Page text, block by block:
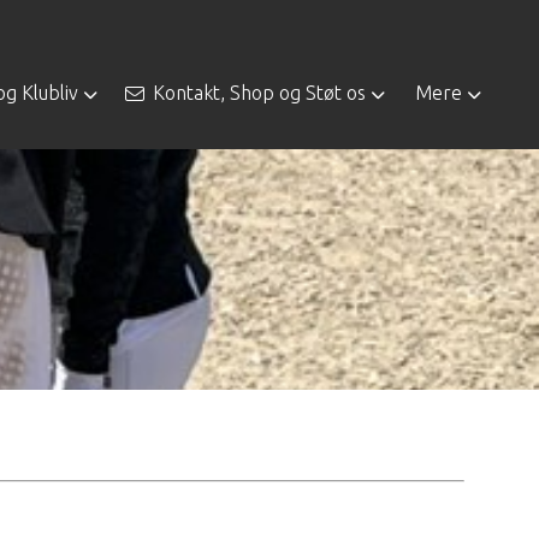
Klubliv Kontakt, Shop og Støt os Mere